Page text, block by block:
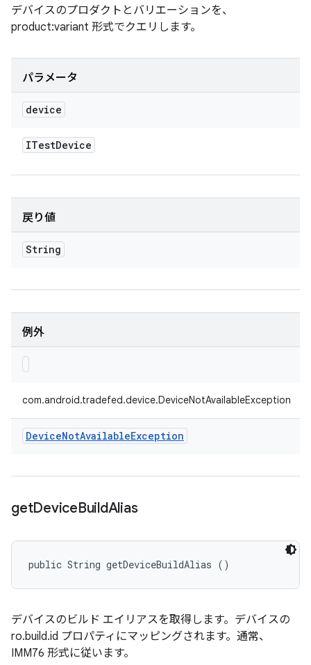
デバイスのプロダクトとバリエーションを、
product:variant 形式でクエリします。
パラメータ
device
ITestDevice
戻り値
String
例外
com.android.tradefed.device.DeviceNotAvailableException
DeviceNotAvailableException
getDeviceBuildAlias
public String getDeviceBuildAlias ()
デバイスのビルド エイリアスを取得します。デバイスの
ro.build.id プロパティにマッピングされます。通常、
IMM76 形式に従います。